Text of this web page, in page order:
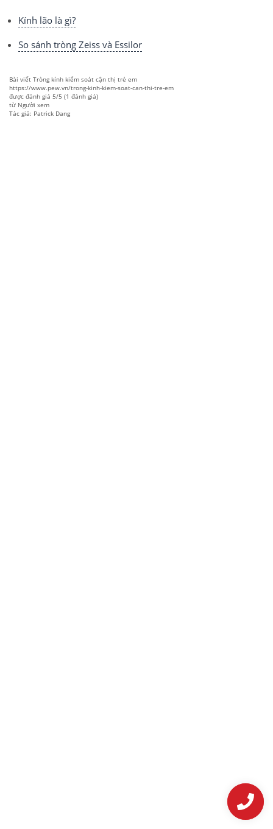
Kính lão là gì?
So sánh tròng Zeiss và Essilor
Bài viết Tròng kính kiểm soát cận thị trẻ em
https://www.pew.vn/trong-kinh-kiem-soat-can-thi-tre-em
được đánh giá 5/5 (1 đánh giá)
từ Người xem
Tác giả: Patrick Dang